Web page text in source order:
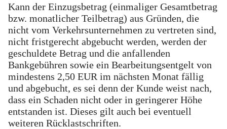
Kann der Einzugsbetrag (einmaliger Gesamtbetrag
bzw. monatlicher Teilbetrag) aus Gründen, die
nicht vom Verkehrsunternehmen zu vertreten sind,
nicht fristgerecht abgebucht werden, werden der
geschuldete Betrag und die anfallenden
Bankgebühren sowie ein Bearbeitungsentgelt von
mindestens 2,50 EUR im nächsten Monat fällig
und abgebucht, es sei denn der Kunde weist nach,
dass ein Schaden nicht oder in geringerer Höhe
entstanden ist. Dieses gilt auch bei eventuell
weiteren Rücklastschriften.